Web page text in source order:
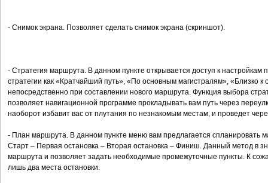
- Снимок экрана. Позволяет сделать снимок экрана (скриншот).
- Стратегия маршрута. В данном пункте открывается доступ к
стратегии как «Кратчайший путь», «По основным магистралям», «Близко
непосредственно при составлении нового маршрута. Функция выбора
позволяет навигационной программе прокладывать вам путь через
наоборот избавит вас от плутания по незнакомым местам, и проведет
- План маршрута. В данном пункте меню вам предлагается спланировать
Старт – Первая остановка – Вторая остановка – Финиш. Данный метод в
маршрута и позволяет задать необходимые промежуточные пункты. К
лишь два места остановки.